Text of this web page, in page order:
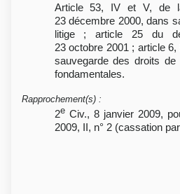
Article 53, IV et V, de
23 décembre 2000, dans
litige ; article 25 du
23 octobre 2001 ; article
sauvegarde des droits
fondamentales.
Rapprochement(s) :
2eCiv., 8 janvier 2009,
2009, II, n° 2 (cassation